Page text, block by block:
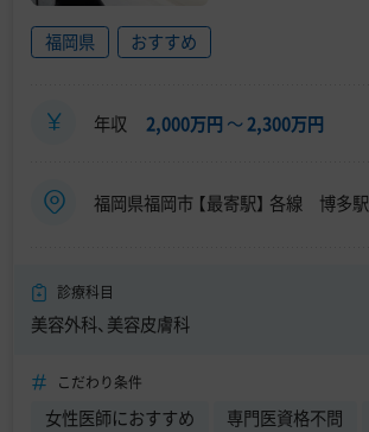
福岡県 おすすめ
年収 2,000万円 〜2,300万円
福岡県福岡市 【最寄駅】 各線 博多駅
診療科目
美容外科、美容皮膚科
こだわり条件
女性医師におすすめ 専門医資格不問